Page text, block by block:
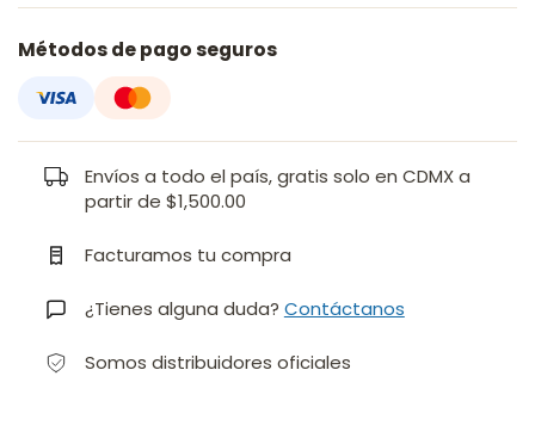
Métodos de pago seguros
Envíos a todo el país, gratis solo en CDMX a
partir de $1,500.00
Facturamos tu compra
¿Tienes alguna duda? Contáctanos
Somos distribuidores oficiales